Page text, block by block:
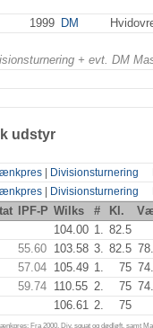
1999 DM
+ evt. DM
udstyr
Divisionsturnering
Divisionsturnering
IPF-P Wilks # Kl.
104.00 1. 82.5
55.60 103.58 3. 82.5
57.04 105.49 1. 75
59.74 110.55 2. 75
106.61 2. 75
Fra 2000. Div. squat og dødløft, samt